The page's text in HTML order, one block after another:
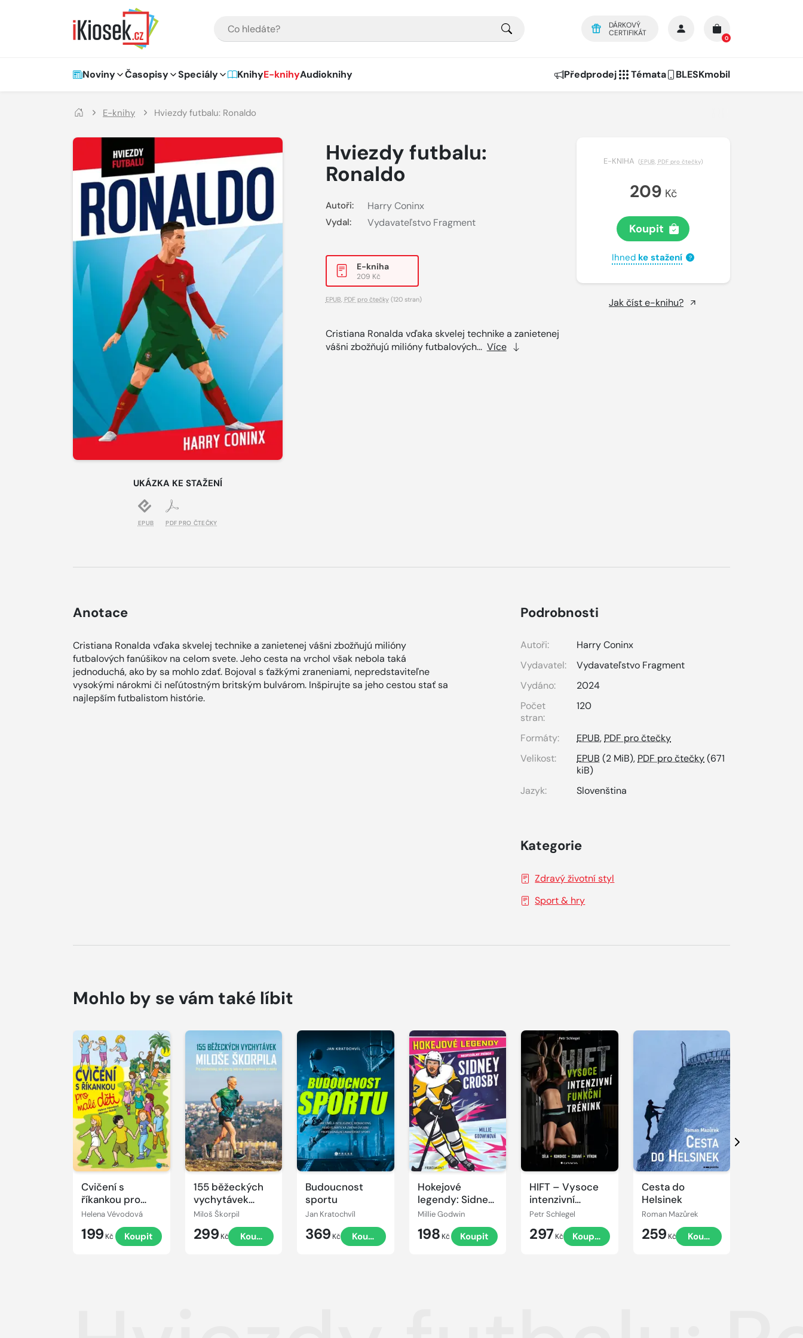
DÁRKOVÝ
CERTIFIKÁT
0
Hlavní navigace
Noviny Časopisy Speciály KnihyE-knihyAudioknihy Předprodej Témata BLESKmobil
E-knihy Hviezdy futbalu: Ronaldo
UKÁZKA KE STAŽENÍ
EPUB PDF PRO ČTEČKY
Hviezdy futbalu:
Ronaldo
Autoři: Harry Coninx
Vydal: Vydavateľstvo Fragment
E-kniha
209 Kč
EPUB PDF pro čtečky(120 stran)
Cristiana Ronalda vďaka skvelej technike a zanietenej
vášni zbožňujú milióny futbalových... Více
E-KNIHA (EPUB, PDF pro čtečky)
209 Kč
Koupit
Ihned ke stažení ?
Jak číst e-knihu?
Anotace
Cristiana Ronalda vďaka skvelej technike a zanietenej vášni zbožňujú milióny
futbalových fanúšikov na celom svete. Jeho cesta na vrchol však nebola taká
jednoduchá, ako by sa mohlo zdať. Bojoval s ťažkými zraneniami, nepredstaviteľne
vysokými nárokmi či neľútostným britským bulvárom. Inšpirujte sa jeho cestou stať sa
najlepším futbalistom histórie.
Podrobnosti
Autoři:
Harry Coninx
Vydavatel:
Vydavateľstvo Fragment
Vydáno:
2024
Počet
stran:
120
Formáty: EPUB, PDF pro čtečky
Velikost:
EPUB (2 MiB), PDF pro čtečky(671
kiB)
Jazyk:
Slovenština
Kategorie
Zdravý životní styl
Sport & hry
Mohlo by se vám také líbit
Cvičení s
říkankou pro
malé děti
Helena Vévodová
199 Kč Koupit
155 běžeckých
vychytávek
Miloše Škorpila
Miloš Škorpil
299 Kč Koupit
Budoucnost
sportu
Jan Kratochvíl
369 Kč Koupit
Hokejové
legendy: Sidney
Crosby
Millie Godwin
198 Kč Koupit
HIFT – Vysoce
intenzivní
funkční trénink
Petr Schlegel
297Kč Koupit
Cesta do
Helsinek
Roman Mazůrek
259 Kč Koupit
Další